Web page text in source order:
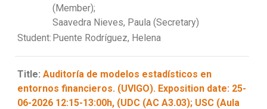
(Member);
Saavedra Nieves, Paula (Secretary)
Student: Puente Rodríguez, Helena
Title: Auditoría de modelos estadísticos en
entornos financieros. (UVIGO). Exposition date: 25-
06-2026 12:15-13:00h, (UDC (AC A3.03); USC (Aula